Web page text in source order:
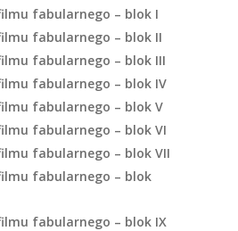
fabularnego – blok I
fabularnego – blok II
fabularnego – blok III
fabularnego – blok IV
fabularnego – blok V
fabularnego – blok VI
fabularnego – blok VII
fabularnego – blok
fabularnego – blok IX